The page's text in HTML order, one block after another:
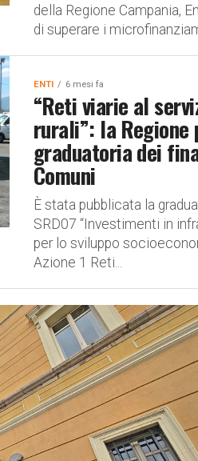
della Regione Campania,
di superare i
ENTI 6 mesi fa
“Reti viarie al
rurali”: la Regione
graduatoria dei
Comuni
È stata pubblicata la
SRD07 “Investimenti in
per lo sviluppo
Azione 1 Reti...